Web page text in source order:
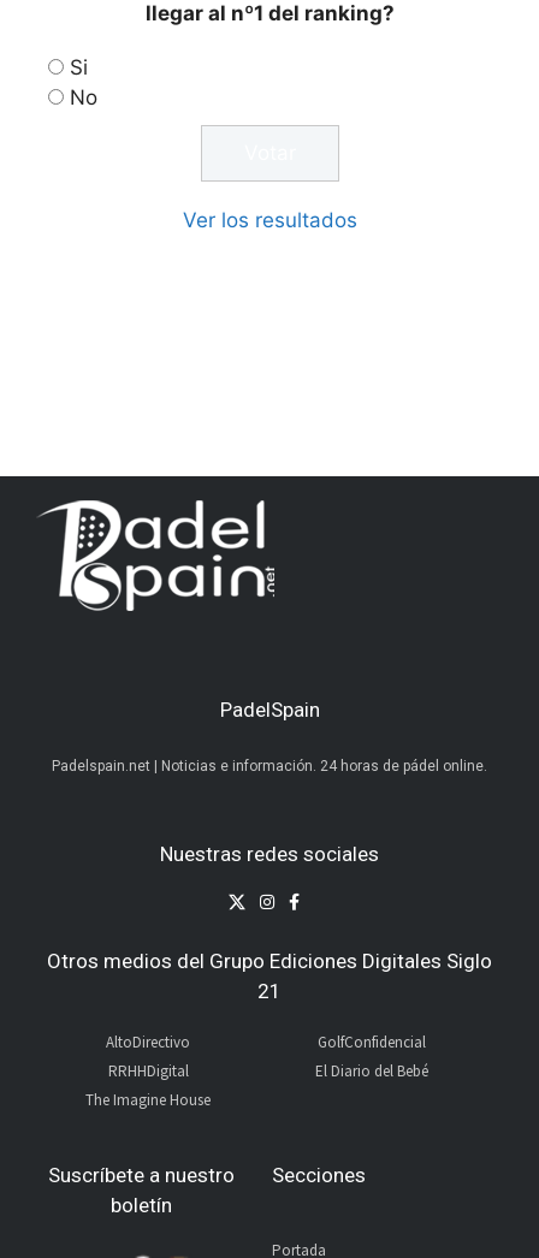
llegar al nº1 del ranking?
Si
No
Ver los resultados
PadelSpain
Padelspain.net | Noticias e información. 24 horas de pádel online.
Nuestras redes sociales
Otros medios del Grupo Ediciones Digitales Siglo
21
AltoDirectivo
RRHHDigital
The Imagine House
GolfConfidencial
El Diario del Bebé
Suscríbete a nuestro
boletín
Secciones
Portada